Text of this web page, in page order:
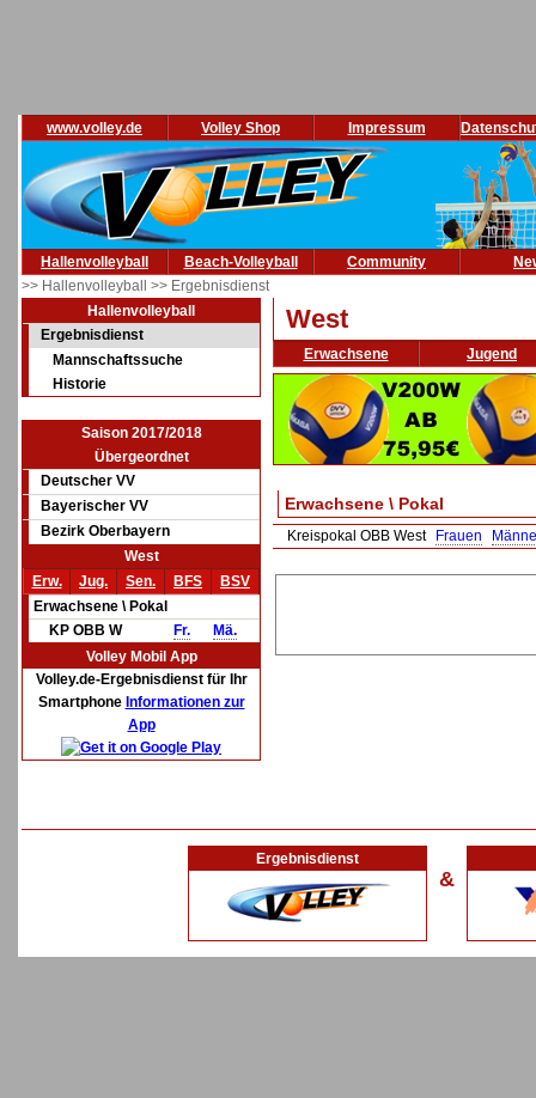
www.volley.de Volley Shop Impressum
Hallenvolleyball Beach-Volleyball Community
>> Hallenvolleyball >> Ergebnisdienst
Hallenvolleyball
Ergebnisdienst
Mannschaftssuche
Historie
Saison 2017/2018
Übergeordnet
Deutscher VV
Bayerischer VV
Bezirk Oberbayern
West
Erw.
Jug. Sen. BFS
BSV
Erwachsene \ Pokal
KP OBB W
Fr.
Mä.
Volley Mobil App
Volley.de-Ergebnisdienst für Ihr
Smartphone Informationen zur
App
West
Erwachsene Jugend
Erwachsene \ Pokal
Kreispokal OBB West Frauen
Ergebnisdienst
&